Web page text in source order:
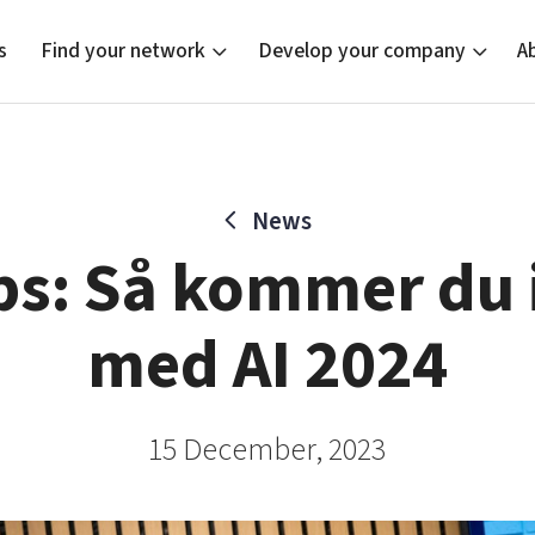
Find your network
East Sweden Tech Women
Reversed mentorship
Develop your company
Upscaling
Talent & skills
Startup & industry collaboration
Offers to boost your business
News
Så kommer du
med AI 2024
15 December, 2023